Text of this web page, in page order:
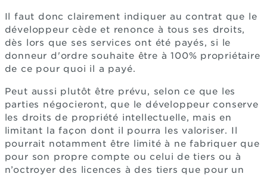
Il faut donc clairement indiquer au contrat que le
développeur cède et renonce à tous ses droits,
dès lors que ses services ont été payés, si le
donneur d'ordre souhaite être à 100% propriétaire
de ce pour quoi il a payé.
Peut aussi plutôt être prévu, selon ce que les
parties négocieront, que le développeur conserve
les droits de propriété intellectuelle, mais en
limitant la façon dont il pourra les valoriser. Il
pourrait notamment être limité à ne fabriquer que
pour son propre compte ou celui de tiers ou à
n’octroyer des licences à des tiers que pour un